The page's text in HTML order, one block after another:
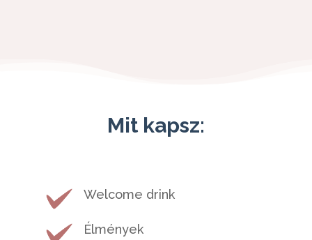
Mit kapsz:
Welcome drink
Élmények